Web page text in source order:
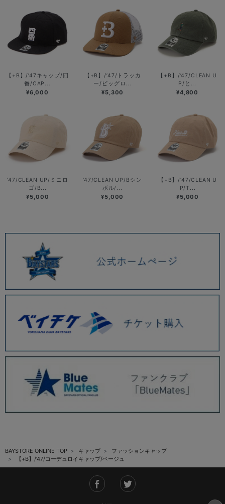
【+B】/’47キャップ/四
番/CAP...
¥6,000
【+B】/’47/トラッカ
ー/ビッグロ...
¥5,300
【+B】/’47/CLEAN U
P/と...
¥4,800
’47/CLEAN UP/ミニロ
ゴ/B...
¥5,000
’47/CLEAN UP/Bシン
ボル/...
¥5,000
【+B】/’47/CLEAN U
P/T...
¥5,000
BAYSTORE ONLINE TOP キャップ
ファッションキャップ
【+B】/’47/コーデュロイキャップ/ベージュ